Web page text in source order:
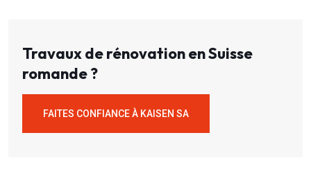
Travaux de rénovation en Suisse
romande ?
FAITES CONFIANCE À KAISEN SA